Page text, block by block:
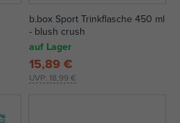
b.box Sport Trinkflasche 450 ml
- blush crush
auf Lager
UVP: 18,99 €
15,89 €